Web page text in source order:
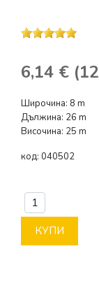
6,14 €
Широчина: 8 m
Дължина: 26 m
Височина: 25 m
код: 040502
КУПИ